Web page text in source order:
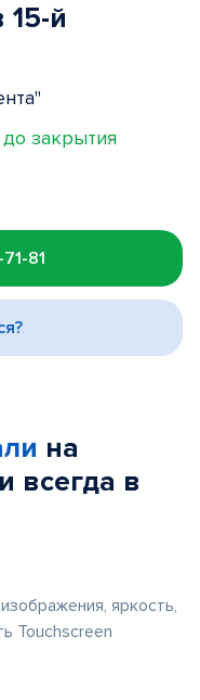
й
закрытия
81
на
всегда в
яркость,
Touchscreen